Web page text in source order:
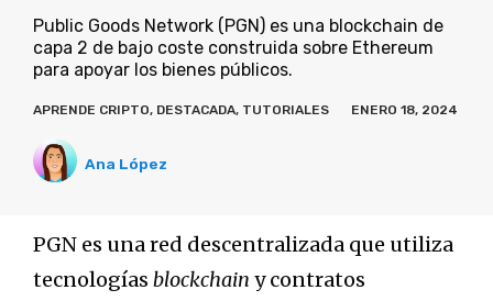
Public Goods Network (PGN) es una blockchain de
capa 2 de bajo coste construida sobre Ethereum
para apoyar los bienes públicos.
APRENDE CRIPTO, DESTACADA, TUTORIALES ENERO 18, 2024
Ana López
PGN es una red descentralizada que utiliza
tecnologías blockchain y contratos